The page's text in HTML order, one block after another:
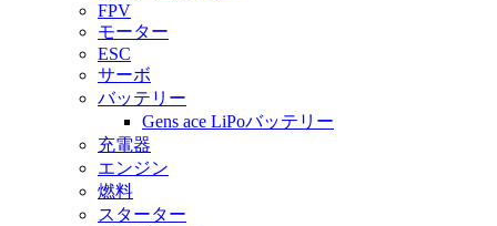
FPV
モーター
ESC
サーボ
バッテリー
Gens ace LiPoバッテリー
充電器
エンジン
燃料
スターター